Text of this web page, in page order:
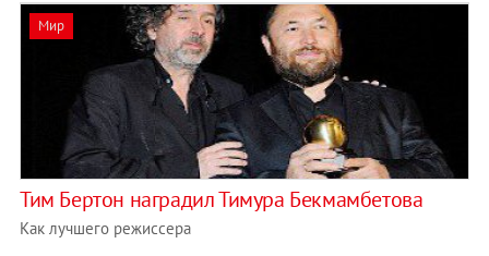
Мир
Тим Бертон наградил Тимура Бекмамбетова
Как лучшего режиссера